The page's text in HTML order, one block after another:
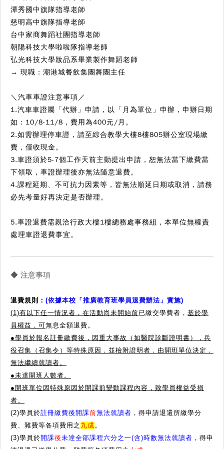
潭秀國中旗隊指導老師
慈明高中旗隊指導老師
台中家商舞蹈社團指導老師
朝陽科技大學啦啦隊指導老師
弘光科技大學妝品系畢業製作舞蹈老師
→ 現職：潮港城餐飲集團舞團主任
＼ 汽車車證注意事項／
1.汽車車證屬「代辦」申請，以「月為單位」申辦，申辦日期
如：10/8-11/8，費用為400元/月。
2.如需辦理停車證，請至綜合教學大樓8樓805辦公室現場繳
費，僅收現金。
3.車證須於5-7個工作天前主動提出申請，恕無法當下繳費當
下領取，車證辦理後亦無法隨意退費。
4.課程延期、不可抗力因素等，皆無法順延日期或取消，請務
必先考量好再決定是否辦理。
5.車證退費需親洽行政大樓1樓總務處事務組，本單位無權責
處理車證退費事宜。
◆ 注意事項
退費規則 ： (依據本校「推廣教育班學員退費辦法」實施)
(1)有以下任一情況者，在活動尚未開始前已繳交學費者， 基於學
員權益，可無息全額退費。
●學員於報名註冊繳費後，因重大事故（如醫院診斷證明書），兵
役召集（召集令）等特殊原因，並檢附證明者，由開班單位決定，
無法繼續就讀者。
●未達開班人數者。
● 開班單位因特殊原因於開課前變動課程內容，致學員權益受損
者。
(2)學員於註冊繳費後開課前無法就讀者 ，得申請退還所繳學分
費、雜費等各項費用之 九成。
(3)學員於開課後未逹全部課程六分之一(含)時數無法就讀者 ，得申